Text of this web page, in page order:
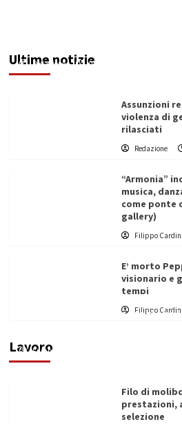
Ultime notizie
Redazione 07/08/2026
Assunzioni
violenza di
rilasciati
Redazione
“Armonia”
musica,
come ponte
gallery)
Filippo
E’ morto
visionario e
tempi
Filippo
Lavoro
L’ingegnere saccense
di un progetto
Filippo Cardinale
Filo di
prestazioni,
selezione